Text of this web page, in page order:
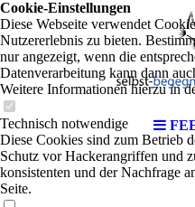
Cookie-Einstellungen
Diese Webseite verwendet
Nutzererlebnis zu bieten.
nur angezeigt, wenn die
Datenverarbeitung kann dann
Weitere Informationen hierzu in
Technisch notwendige
Diese Cookies sind zum Betrieb
Schutz vor Hackerangriffen und
konsistenten und der Nachfrage
Seite.